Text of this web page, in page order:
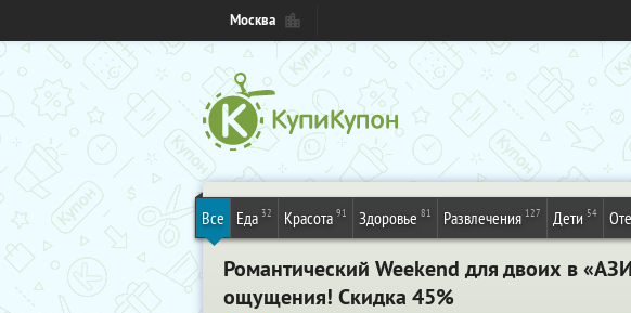
Москва
Все Еда 32 Красота 91 Здоровье 81 Развлечения 127 Дети 54
Романтический Weekend для двоих в
ощущения! Скидка 45%